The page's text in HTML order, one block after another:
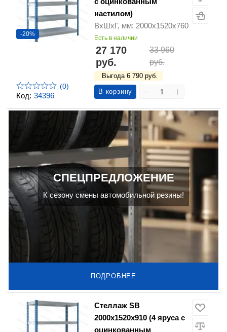
Код: 34396
-20%
(0)
настилом)
ВхШхГ, мм: 2000х1520х760
Есть в наличии
27 170
руб.
33 960
руб.
Выгода 6 790 руб.
В корзину
СПЕЦПРЕДЛОЖЕНИЕ
К сезону смены автомобильной резины!
ПОДРОБНЕЕ
Стеллаж SB
2000х1520х910 (4 яруса с
оцинкованным